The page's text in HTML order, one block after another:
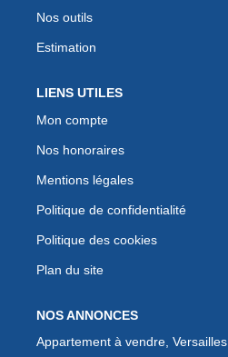
Nos outils
Estimation
LIENS UTILES
Mon compte
Nos honoraires
Mentions légales
Politique de confidentialité
Politique des cookies
Plan du site
NOS ANNONCES
Appartement à vendre, Versailles